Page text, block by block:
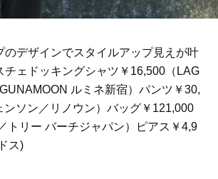
のデザインでスタイルアップ見えが叶
チェドッキングシャツ￥16,500（LAG
ルミネ新宿）パンツ￥30,
ンソン／リノウン）バッグ￥121,000
トリー バーチジャパン）ピアス￥4,9
ス)